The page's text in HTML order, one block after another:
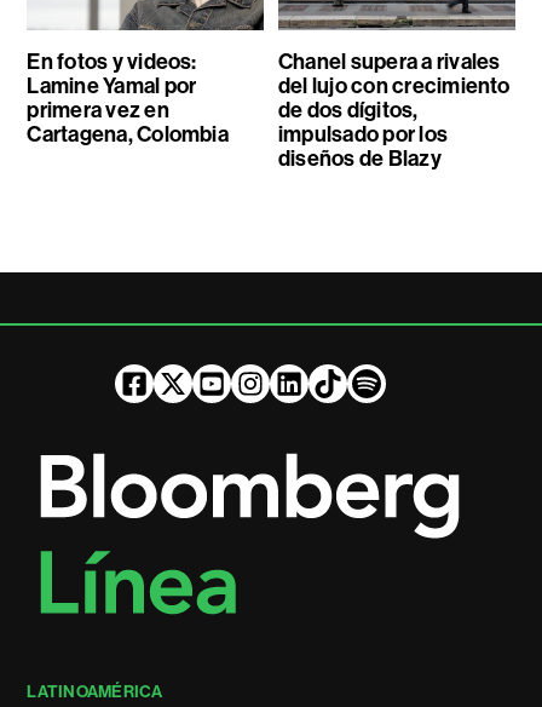
En fotos y videos:
Lamine Yamal por
primera vez en
Cartagena, Colombia
Chanel supera a rivales
del lujo con crecimiento
de dos dígitos,
impulsado por los
diseños de Blazy
LATINOAMÉRICA